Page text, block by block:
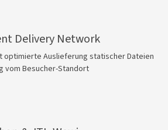
Delivery Network
optimierte Auslieferung statischer Dateien
vom Besucher-Standort